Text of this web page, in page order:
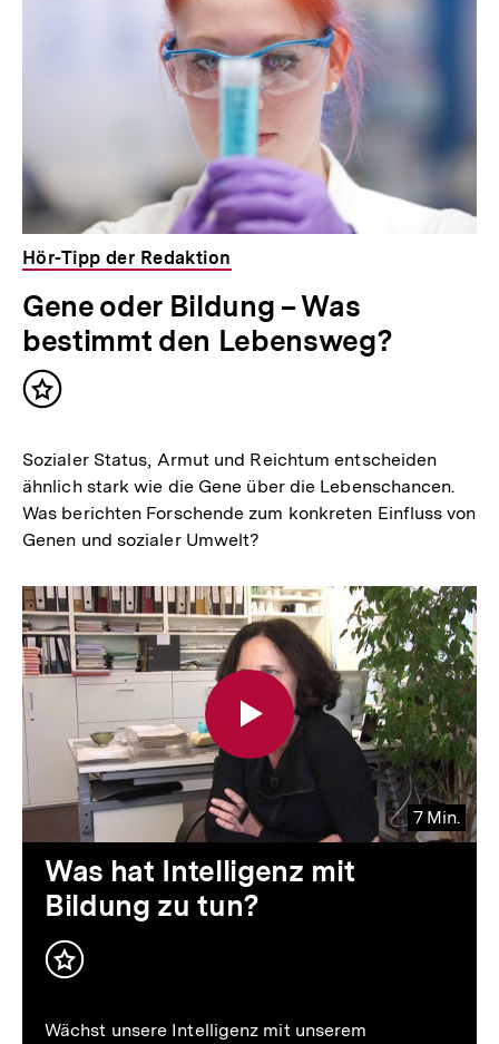
wer
studieren
kann?'
in
öffnen
Hör-Tipp der Redaktion
Gene oder Bildung – Was
bestimmt den Lebensweg?
Inhalt
Sozialer Status, Armut und Reichtum entscheiden
ähnlich stark wie die Gene über die Lebenschancen.
Was berichten Forschende zum konkreten Einfluss von
Genen und sozialer Umwelt?
7 Min.
Video
Dauer
7
Min.
Was hat Intelligenz mit
Bildung zu tun?
Inhalt
Wächst unsere Intelligenz mit unserem